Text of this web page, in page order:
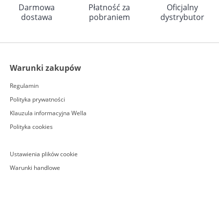
Darmowa
dostawa
Płatność za
pobraniem
Oficjalny
dystrybutor
Warunki zakupów
Regulamin
Polityka prywatności
Klauzula informacyjna Wella
Polityka cookies
Ustawienia plików cookie
Warunki handlowe